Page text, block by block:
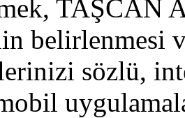
TAŞCAN
belirlenmesi
sözlü,